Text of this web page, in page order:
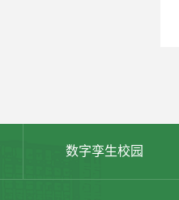
数字孪生校园